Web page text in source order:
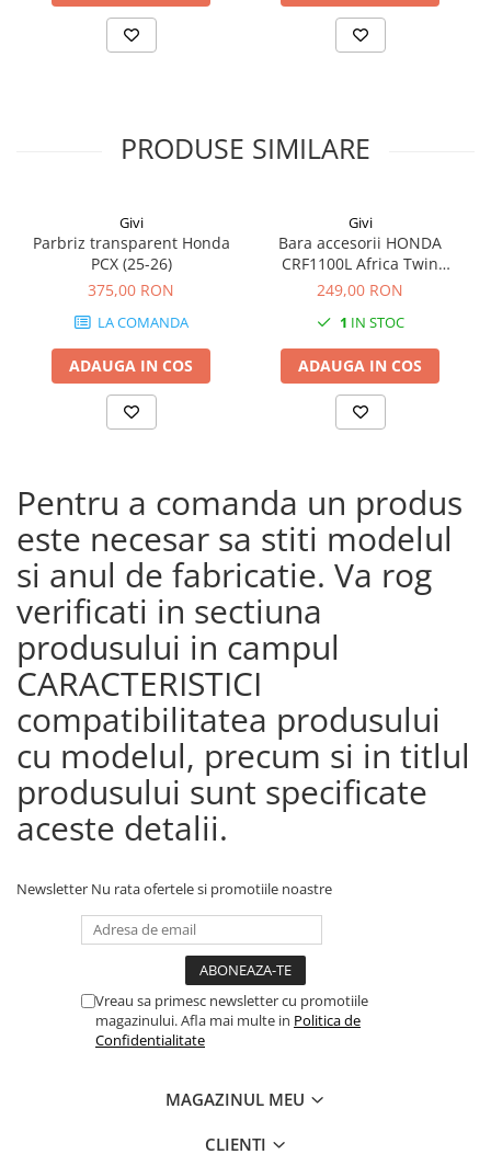
PRODUSE SIMILARE
Givi
Parbriz transparent Honda
PCX (25-26)
375,00 RON
LA COMANDA
ADAUGA IN COS
Givi
Bara accesorii HONDA
CRF1100L Africa Twin
Adventure Sports (20 - 23)
Adventure Sports (24)
CRF1100L AFRICA TWIN (24)
CRF1100L Africa Twin (20 -
23)
249,00 RON
1 IN STOC
ADAUGA IN COS
Pentru a comanda un produs
este necesar sa stiti modelul
si anul de fabricatie. Va rog
verificati in sectiuna
produsului in campul
CARACTERISTICI
compatibilitatea produsului
cu modelul, precum si in titlul
produsului sunt specificate
aceste detalii.
Newsletter Nu rata ofertele si promotiile noastre
Vreau sa primesc newsletter cu promotiile
magazinului. Afla mai multe in Politica de
Confidentialitate
MAGAZINUL MEU
CLIENTI